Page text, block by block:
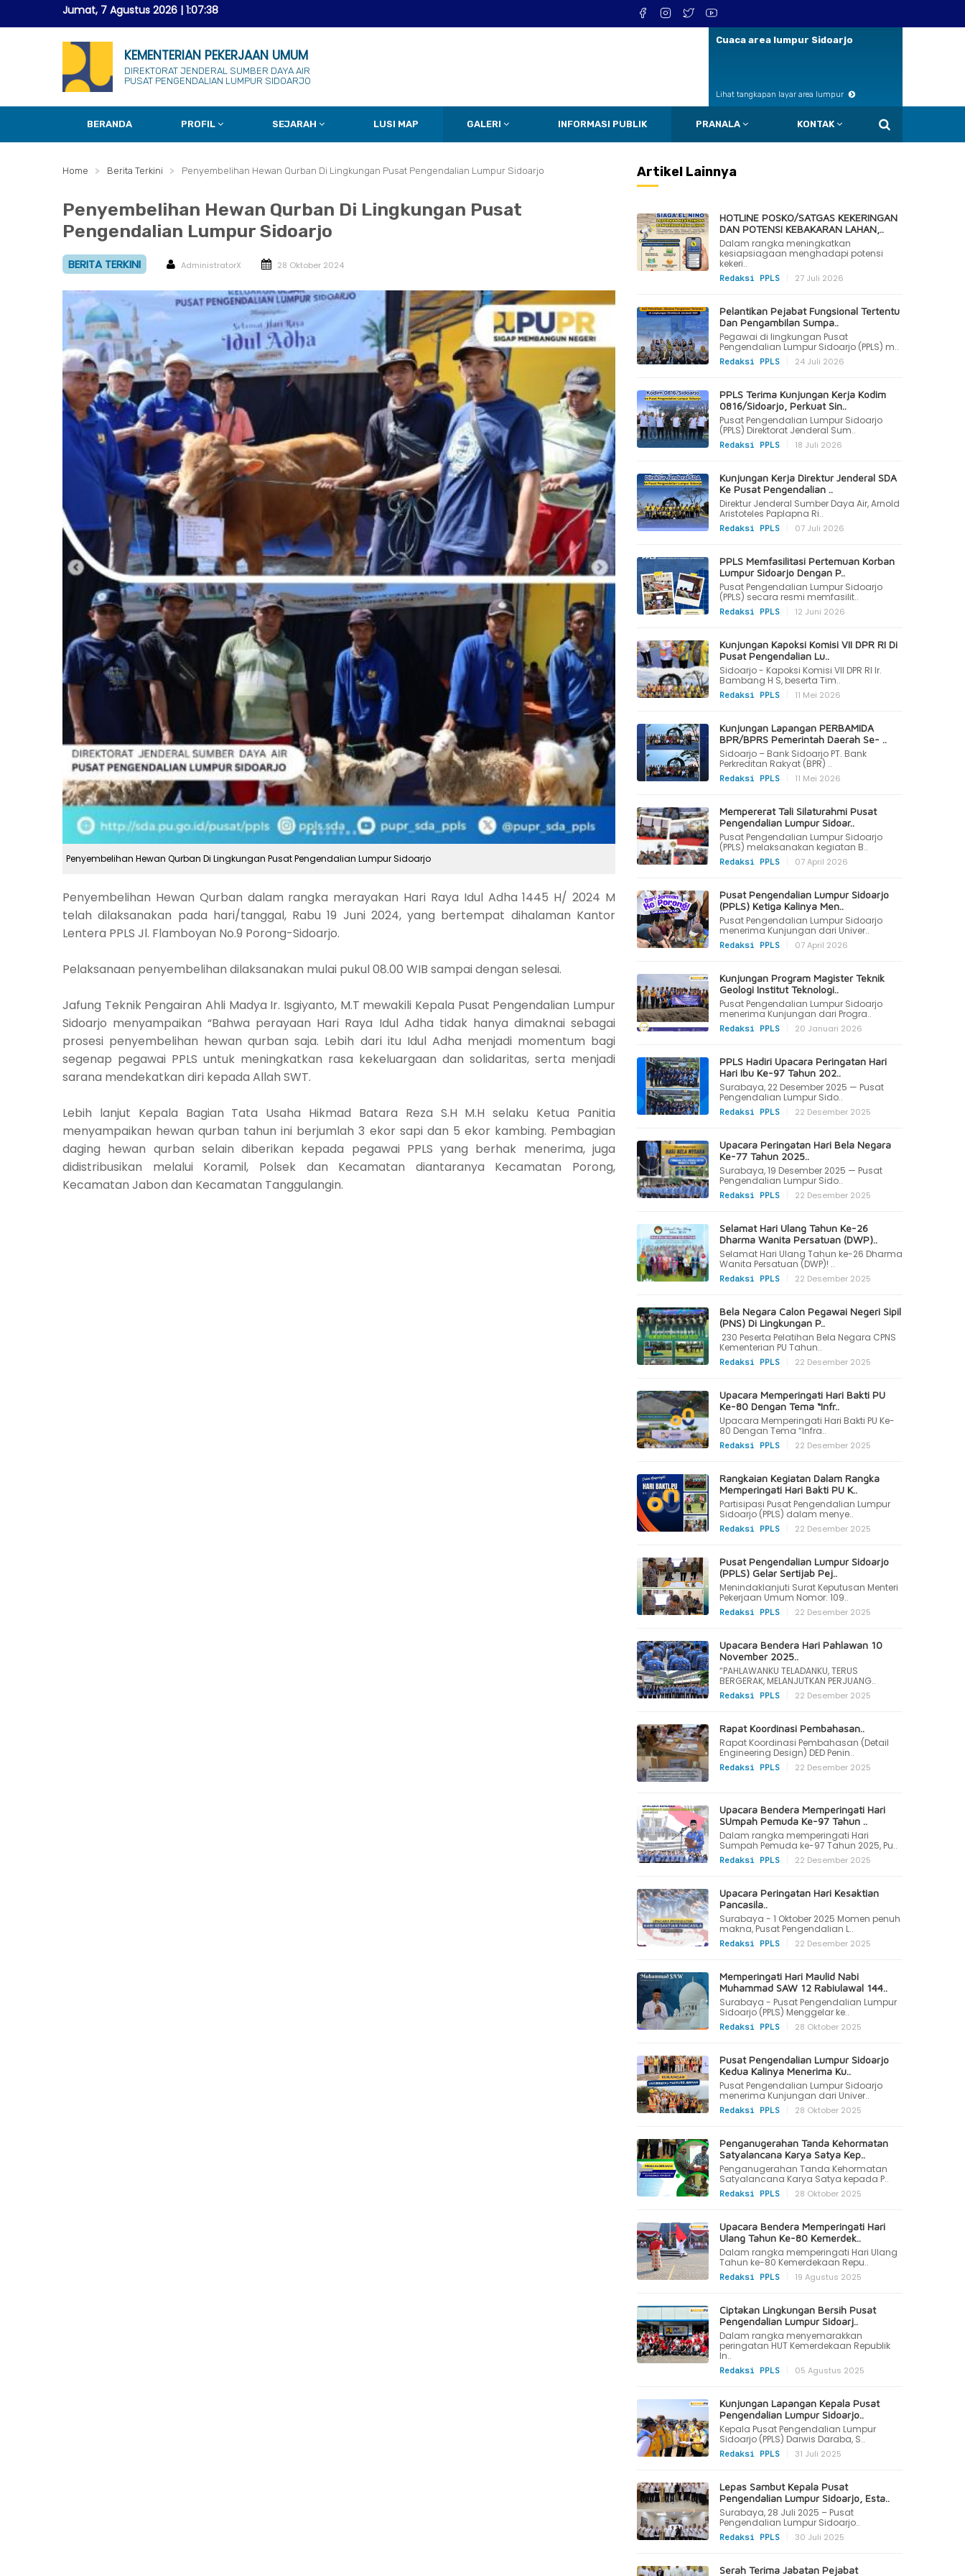
Jumat, 7 Agustus 2026 | 1:07:39
KEMENTERIAN PEKERJAAN UMUM
DIREKTORAT JENDERAL SUMBER DAYA AIR
PUSAT PENGENDALIAN LUMPUR SIDOARJO
Cuaca area lumpur Sidoarjo
Lihat tangkapan layar area lumpur
BERANDA PROFIL SEJARAH LUSI MAP GALERI INFORMASI PUBLIK PRANALA KONTAK
Home Berita Terkini Penyembelihan Hewan Qurban Di Lingkungan Pusat Pengendalian Lumpur Sidoarjo
Penyembelihan Hewan Qurban Di Lingkungan Pusat
Pengendalian Lumpur Sidoarjo
BERITA TERKINI AdministratorX 28 Oktober 2024
Penyembelihan Hewan Qurban Di Lingkungan Pusat Pengendalian Lumpur Sidoarjo
Penyembelihan Hewan Qurban dalam rangka merayakan Hari Raya Idul Adha 1445 H/ 2024 M
telah dilaksanakan pada hari/tanggal, Rabu 19 Juni 2024, yang bertempat dihalaman Kantor
Lentera PPLS Jl. Flamboyan No.9 Porong-Sidoarjo.
Pelaksanaan penyembelihan dilaksanakan mulai pukul 08.00 WIB sampai dengan selesai.
Jafung Teknik Pengairan Ahli Madya Ir. Isgiyanto, M.T mewakili Kepala Pusat Pengendalian Lumpur
Sidoarjo menyampaikan “Bahwa perayaan Hari Raya Idul Adha tidak hanya dimaknai sebagai
prosesi penyembelihan hewan qurban saja. Lebih dari itu Idul Adha menjadi momentum bagi
segenap pegawai PPLS untuk meningkatkan rasa kekeluargaan dan solidaritas, serta menjadi
sarana mendekatkan diri kepada Allah SWT.
Lebih lanjut Kepala Bagian Tata Usaha Hikmad Batara Reza S.H M.H selaku Ketua Panitia
menyampaikan hewan qurban tahun ini berjumlah 3 ekor sapi dan 5 ekor kambing. Pembagian
daging hewan qurban selain diberikan kepada pegawai PPLS yang berhak menerima, juga
didistribusikan melalui Koramil, Polsek dan Kecamatan diantaranya Kecamatan Porong,
Kecamatan Jabon dan Kecamatan Tanggulangin.
Artikel Lainnya
HOTLINE POSKO/SATGAS KEKERINGAN
DAN POTENSI KEBAKARAN LAHAN,..
Dalam rangka meningkatkan
kesiapsiagaan menghadapi potensi
kekeri..
Redaksi PPLS 27 Juli 2026
Pelantikan Pejabat Fungsional Tertentu
Dan Pengambilan Sumpa..
Pegawai di lingkungan Pusat
Pengendalian Lumpur Sidoarjo (PPLS) m..
Redaksi PPLS 24 Juli 2026
PPLS Terima Kunjungan Kerja Kodim
0816/Sidoarjo, Perkuat Sin..
Pusat Pengendalian Lumpur Sidoarjo
(PPLS) Direktorat Jenderal Sum..
Redaksi PPLS 18 Juli 2026
Kunjungan Kerja Direktur Jenderal SDA
Ke Pusat Pengendalian ..
Direktur Jenderal Sumber Daya Air, Arnold
Aristoteles Paplapna Ri..
Redaksi PPLS 07 Juli 2026
PPLS Memfasilitasi Pertemuan Korban
Lumpur Sidoarjo Dengan P..
Pusat Pengendalian Lumpur Sidoarjo
(PPLS) secara resmi memfasilit..
Redaksi PPLS 12 Juni 2026
Kunjungan Kapoksi Komisi VII DPR RI Di
Pusat Pengendalian Lu..
Sidoarjo - Kapoksi Komisi VII DPR RI Ir.
Bambang H S, beserta Tim..
Redaksi PPLS 11 Mei 2026
Kunjungan Lapangan PERBAMIDA
BPR/BPRS Pemerintah Daerah Se- ..
Sidoarjo – Bank Sidoarjo PT. Bank
Perkreditan Rakyat (BPR) ..
Redaksi PPLS 11 Mei 2026
Mempererat Tali Silaturahmi Pusat
Pengendalian Lumpur Sidoar..
Pusat Pengendalian Lumpur Sidoarjo
(PPLS) melaksanakan kegiatan B..
Redaksi PPLS 07 April 2026
Pusat Pengendalian Lumpur Sidoarjo
(PPLS) Ketiga Kalinya Men..
Pusat Pengendalian Lumpur Sidoarjo
menerima Kunjungan dari Univer..
Redaksi PPLS 07 April 2026
Kunjungan Program Magister Teknik
Geologi Institut Teknologi..
Pusat Pengendalian Lumpur Sidoarjo
menerima Kunjungan dari Progra..
Redaksi PPLS 20 Januari 2026
PPLS Hadiri Upacara Peringatan Hari
Hari Ibu Ke-97 Tahun 202..
Surabaya, 22 Desember 2025 — Pusat
Pengendalian Lumpur Sido..
Redaksi PPLS 22 Desember 2025
Upacara Peringatan Hari Bela Negara
Ke-77 Tahun 2025..
Surabaya, 19 Desember 2025 — Pusat
Pengendalian Lumpur Sido..
Redaksi PPLS 22 Desember 2025
Selamat Hari Ulang Tahun Ke-26
Dharma Wanita Persatuan (DWP)..
Selamat Hari Ulang Tahun ke-26 Dharma
Wanita Persatuan (DWP)! ..
Redaksi PPLS 22 Desember 2025
Bela Negara Calon Pegawai Negeri Sipil
(PNS) Di Lingkungan P..
230 Peserta Pelatihan Bela Negara CPNS
Kementerian PU Tahun..
Redaksi PPLS 22 Desember 2025
Upacara Memperingati Hari Bakti PU
Ke-80 Dengan Tema “Infr..
Upacara Memperingati Hari Bakti PU Ke-
80 Dengan Tema “Infra..
Redaksi PPLS 22 Desember 2025
Rangkaian Kegiatan Dalam Rangka
Memperingati Hari Bakti PU K..
Partisipasi Pusat Pengendalian Lumpur
Sidoarjo (PPLS) dalam menye..
Redaksi PPLS 22 Desember 2025
Pusat Pengendalian Lumpur Sidoarjo
(PPLS) Gelar Sertijab Pej..
Menindaklanjuti Surat Keputusan Menteri
Pekerjaan Umum Nomor: 109..
Redaksi PPLS 22 Desember 2025
Upacara Bendera Hari Pahlawan 10
November 2025..
“PAHLAWANKU TELADANKU, TERUS
BERGERAK, MELANJUTKAN PERJUANG..
Redaksi PPLS 22 Desember 2025
Rapat Koordinasi Pembahasan..
Rapat Koordinasi Pembahasan (Detail
Engineering Design) DED Penin..
Redaksi PPLS 22 Desember 2025
Upacara Bendera Memperingati Hari
SUmpah Pemuda Ke-97 Tahun ..
Dalam rangka memperingati Hari
Sumpah Pemuda ke-97 Tahun 2025, Pu..
Redaksi PPLS 22 Desember 2025
Upacara Peringatan Hari Kesaktian
Pancasila..
Surabaya - 1 Oktober 2025 Momen penuh
makna, Pusat Pengendalian L..
Redaksi PPLS 22 Desember 2025
Memperingati Hari Maulid Nabi
Muhammad SAW 12 Rabiulawal 144..
Surabaya - Pusat Pengendalian Lumpur
Sidoarjo (PPLS) Menggelar ke..
Redaksi PPLS 28 Oktober 2025
Pusat Pengendalian Lumpur Sidoarjo
Kedua Kalinya Menerima Ku..
Pusat Pengendalian Lumpur Sidoarjo
menerima Kunjungan dari Univer..
Redaksi PPLS 28 Oktober 2025
Penganugerahan Tanda Kehormatan
Satyalancana Karya Satya Kep..
Penganugerahan Tanda Kehormatan
Satyalancana Karya Satya kepada P..
Redaksi PPLS 28 Oktober 2025
Upacara Bendera Memperingati Hari
Ulang Tahun Ke-80 Kemerdek..
Dalam rangka memperingati Hari Ulang
Tahun ke-80 Kemerdekaan Repu..
Redaksi PPLS 19 Agustus 2025
Ciptakan Lingkungan Bersih Pusat
Pengendalian Lumpur Sidoarj..
Dalam rangka menyemarakkan
peringatan HUT Kemerdekaan Republik
In..
Redaksi PPLS 05 Agustus 2025
Kunjungan Lapangan Kepala Pusat
Pengendalian Lumpur Sidoarjo..
Kepala Pusat Pengendalian Lumpur
Sidoarjo (PPLS) Darwis Daraba, S..
Redaksi PPLS 31 Juli 2025
Lepas Sambut Kepala Pusat
Pengendalian Lumpur Sidoarjo, Esta..
Surabaya, 28 Juli 2025 – Pusat
Pengendalian Lumpur Sidoarjo..
Redaksi PPLS 30 Juli 2025
Serah Terima Jabatan Pejabat